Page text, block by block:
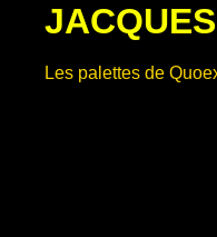
contenu
Les palettes de